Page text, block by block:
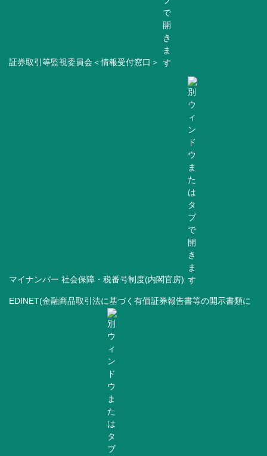
証券取引等監視委員会＜情報受付窓口＞
マイナンバー 社会保障・税番号制度(内閣官房)
EDINET(金融商品取引法に基づく有価証券報告書等の開示書類に